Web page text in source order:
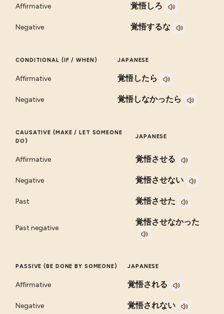
Affirmative 覚悟しろ
Negative 覚悟するな
CONDITIONAL (IF / WHEN) JAPANESE
Affirmative 覚悟したら
Negative 覚悟しなかったら
CAUSATIVE (MAKE / LET SOMEONE
DO)
JAPANESE
Affirmative 覚悟させる
Negative 覚悟させない
Past 覚悟させた
Past negative
覚悟させなかった
PASSIVE (BE DONE BY SOMEONE) JAPANESE
Affirmative 覚悟される
Negative 覚悟されない